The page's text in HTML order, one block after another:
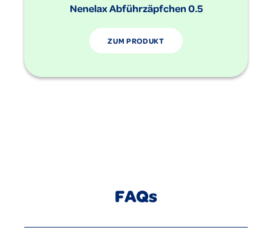
Nenelax Abführzäpfchen 0.5
ZUM PRODUKT
FAQs